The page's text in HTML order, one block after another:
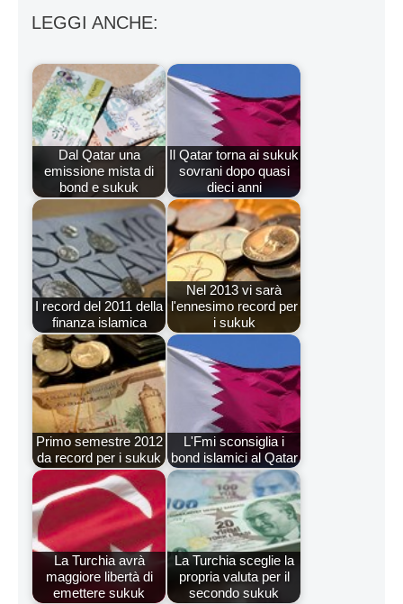
LEGGI ANCHE:
Dal Qatar una
emissione mista di
bond e sukuk
Il Qatar torna ai sukuk
sovrani dopo quasi
dieci anni
I record del 2011 della
finanza islamica
Nel 2013 vi sarà
l'ennesimo record per
i sukuk
Primo semestre 2012
da record per i sukuk
L'Fmi sconsiglia i
bond islamici al Qatar
La Turchia avrà
maggiore libertà di
emettere sukuk
La Turchia sceglie la
propria valuta per il
secondo sukuk